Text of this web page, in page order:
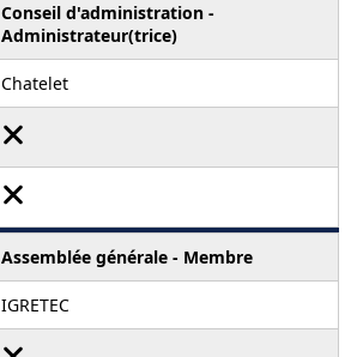
Conseil d'administration -
Administrateur(trice)
Chatelet
Assemblée générale - Membre
IGRETEC